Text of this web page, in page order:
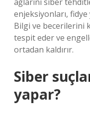
enjeksiyonları, fidye
Bilgi ve becerilerini
tespit eder ve
ortadan kaldırır.
Siber
yapar?